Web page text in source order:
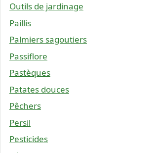
Outils de jardinage
Paillis
Palmiers sagoutiers
Passiflore
Pastèques
Patates douces
Pêchers
Persil
Pesticides